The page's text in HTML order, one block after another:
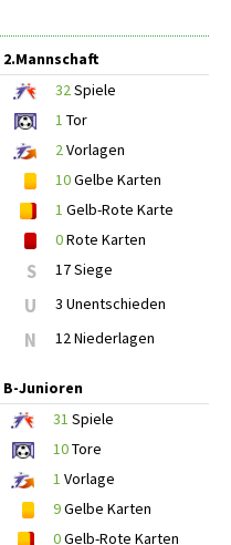
2.Mannschaft
32Spiele
1 Tor
2Vorlagen
10Gelbe Karten
1 Gelb-Rote Karte
0Rote Karten
S 17 Siege
U 3 Unentschieden
N 12 Niederlagen
B-Junioren
31 Spiele
10Tore
1 Vorlage
9Gelbe Karten
0Gelb-Rote Karten